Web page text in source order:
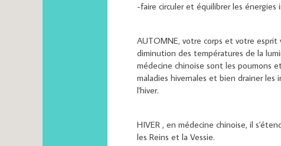
-faire circuler et équilibrer les
AUTOMNE, votre corps et votre
diminution des températures de la
médecine chinoise sont les poumons
maladies hivernales et bien drainer
l'hiver.
HIVER , en médecine chinoise, il
les Reins et la Vessie.